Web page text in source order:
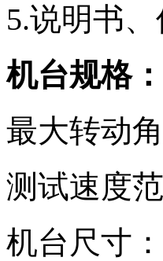
5.说明书
机台规格：
最大转动
测试速度
机台尺寸